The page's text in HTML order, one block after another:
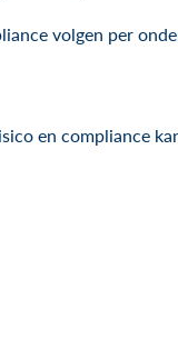
volgen per
en compliance